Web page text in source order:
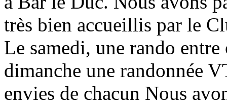
très bien accueillis par le
Le samedi, une rando
dimanche une randonnée
envies de chacun Nous